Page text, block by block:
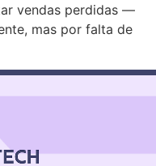
vendas perdidas —
mas por falta de